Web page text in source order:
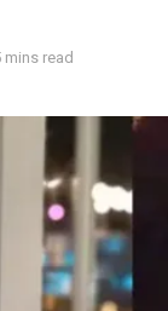
mins read